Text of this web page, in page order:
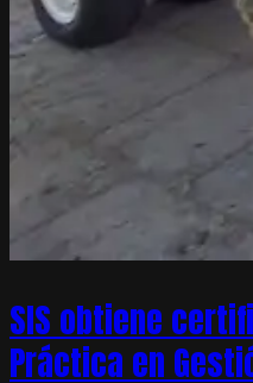
SIS obtiene
Práctica en